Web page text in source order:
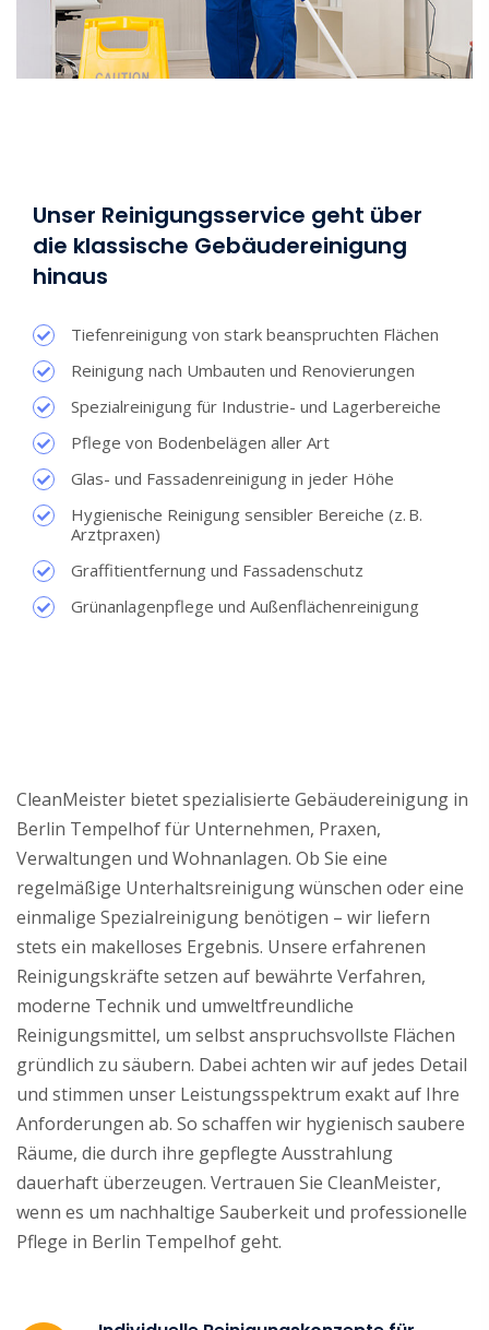
Unser Reinigungsservice geht über
die klassische Gebäudereinigung
hinaus
Tiefenreinigung von stark beanspruchten Flächen
Reinigung nach Umbauten und Renovierungen
Spezialreinigung für Industrie- und Lagerbereiche
Pflege von Bodenbelägen aller Art
Glas- und Fassadenreinigung in jeder Höhe
Hygienische Reinigung sensibler Bereiche (z. B.
Arztpraxen)
Graffitientfernung und Fassadenschutz
Grünanlagenpflege und Außenflächenreinigung
CleanMeister bietet spezialisierte Gebäudereinigung in
Berlin Tempelhof für Unternehmen, Praxen,
Verwaltungen und Wohnanlagen. Ob Sie eine
regelmäßige Unterhaltsreinigung wünschen oder eine
einmalige Spezialreinigung benötigen – wir liefern
stets ein makelloses Ergebnis. Unsere erfahrenen
Reinigungskräfte setzen auf bewährte Verfahren,
moderne Technik und umweltfreundliche
Reinigungsmittel, um selbst anspruchsvollste Flächen
gründlich zu säubern. Dabei achten wir auf jedes Detail
und stimmen unser Leistungsspektrum exakt auf Ihre
Anforderungen ab. So schaffen wir hygienisch saubere
Räume, die durch ihre gepflegte Ausstrahlung
dauerhaft überzeugen. Vertrauen Sie CleanMeister,
wenn es um nachhaltige Sauberkeit und professionelle
Pflege in Berlin Tempelhof geht.